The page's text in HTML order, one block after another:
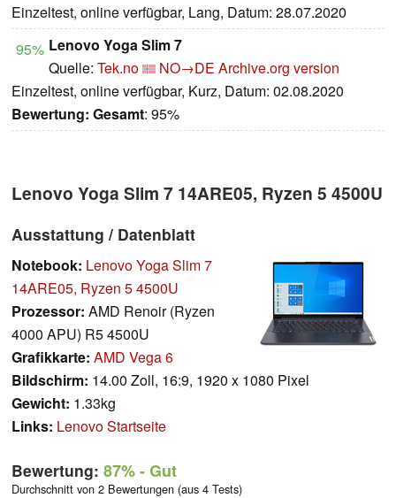
Einzeltest, online verfügbar, Lang, Datum: 28.07.2020
95% Lenovo Yoga Slim 7
Quelle: Tek.no NO→DE Archive.org version
Einzeltest, online verfügbar, Kurz, Datum: 02.08.2020
Bewertung: Gesamt: 95%
Lenovo Yoga Slim 7 14ARE05, Ryzen 5 4500U
Ausstattung / Datenblatt
Notebook: Lenovo Yoga Slim 7
14ARE05, Ryzen 5 4500U
Prozessor: AMD Renoir (Ryzen
4000 APU) R5 4500U
Grafikkarte: AMD Vega 6
Bildschirm: 14.00 Zoll, 16:9, 1920 x 1080 Pixel
Gewicht: 1.33kg
Links: Lenovo Startseite
Bewertung: 87%- Gut
Durchschnitt von 2 Bewertungen (aus 4 Tests)